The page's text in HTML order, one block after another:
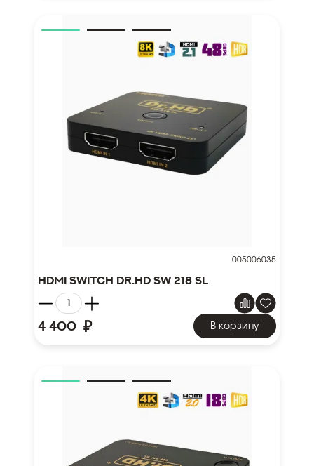
005006035
HDMI Switch Dr.HD SW 218 SL
4 400 ₽ В корзину